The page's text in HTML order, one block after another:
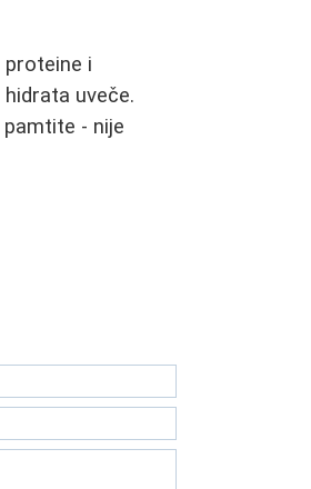
i
uveče.
- nije